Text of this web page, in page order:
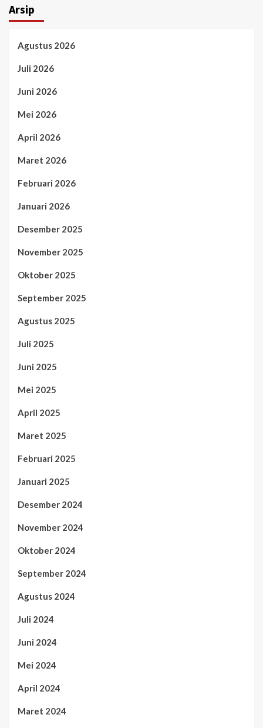
Arsip
Agustus 2026
Juli 2026
Juni 2026
Mei 2026
April 2026
Maret 2026
Februari 2026
Januari 2026
Desember 2025
November 2025
Oktober 2025
September 2025
Agustus 2025
Juli 2025
Juni 2025
Mei 2025
April 2025
Maret 2025
Februari 2025
Januari 2025
Desember 2024
November 2024
Oktober 2024
September 2024
Agustus 2024
Juli 2024
Juni 2024
Mei 2024
April 2024
Maret 2024